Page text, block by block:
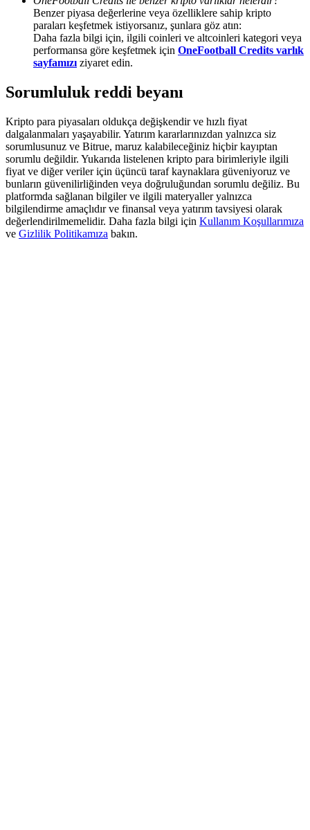
Share 500000 CASHCAT prize pool
Exclusive for BitMart Users
Register & Trade to Win 500,000 USDT
Precious Metals Trading Carnival
Trade Gold & Silver · 33,333 USDT Bonus
USDT New User Exclusive 10% APR
Benzer piyasa değerlerine veya özelliklere sahip kripto
paraları keşfetmek istiyorsanız, şunlara göz atın:
Daha fazla bilgi için, ilgili coinleri ve altcoinleri kategori veya
performansa göre keşfetmek için OneFootball Credits varlık
sayfamızı ziyaret edin.
Sorumluluk reddi beyanı
Kripto para piyasaları oldukça değişkendir ve hızlı fiyat
dalgalanmaları yaşayabilir. Yatırım kararlarınızdan yalnızca siz
sorumlusunuz ve Bitrue, maruz kalabileceğiniz hiçbir kayıptan
sorumlu değildir. Yukarıda listelenen kripto para birimleriyle ilgili
fiyat ve diğer veriler için üçüncü taraf kaynaklara güveniyoruz ve
bunların güvenilirliğinden veya doğruluğundan sorumlu değiliz. Bu
platformda sağlanan bilgiler ve ilgili materyaller yalnızca
bilgilendirme amaçlıdır ve finansal veya yatırım tavsiyesi olarak
değerlendirilmemelidir. Daha fazla bilgi için Kullanım Koşullarımıza
ve Gizlilik Politikamıza bakın.